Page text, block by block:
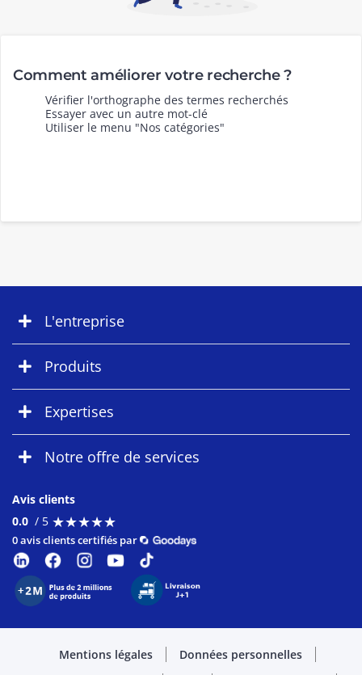
Comment améliorer votre recherche ?
Vérifier l'orthographe des termes recherchés
Essayer avec un autre mot-clé
Utiliser le menu "Nos catégories"
L'entreprise
Produits
Expertises
Notre offre de services
Avis clients
0.0 / 5 ★★★★★
★★★★★
0 avis clients certifiés par
Mentions légales
Données personnelles